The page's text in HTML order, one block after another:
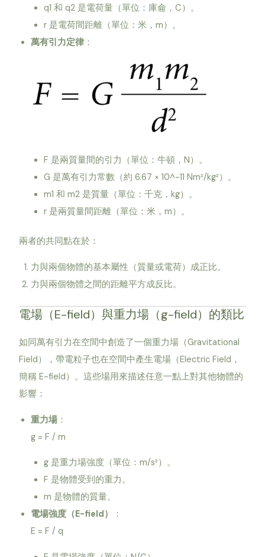
q1 和 q2 是電荷量（單位：庫侖，C）。
r 是電荷間距離（單位：米，m）。
萬有引力定律 ：
F 是兩質量間的引力（單位：牛頓，N）。
G 是萬有引力常數（約 6.67 × 10^-11 Nm²/kg²）。
m1 和 m2 是質量（單位：千克，kg）。
r 是兩質量間距離（單位：米，m）。
兩者的共同點在於：
力與兩個物體的基本屬性（質量或電荷）成正比。
力與兩個物體之間的距離平方成反比。
電場（E-field）與重力場（g-field）的類比
如同萬有引力在空間中創造了一個重力場（Gravitational
Field），帶電粒子也在空間中產生電場（Electric Field，
簡稱 E-field）。這些場用來描述任意一點上對其他物體的
影響：
重力場 ：
g = F / m
g 是重力場強度（單位：m/s²）。
F 是物體受到的重力。
m 是物體的質量。
電場強度（E-field）
：
E = F / q